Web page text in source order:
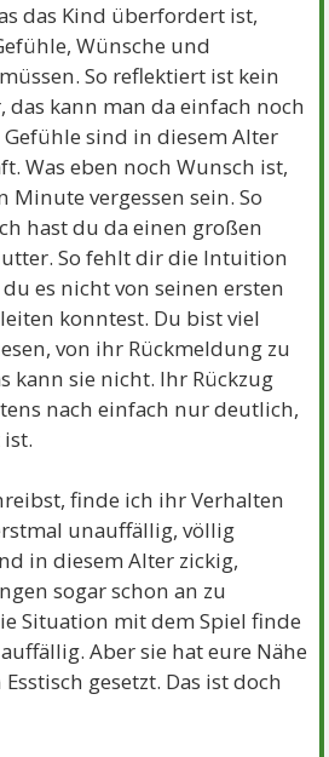
das Kind überfordert ist,
Wünsche und
So reflektiert ist kein
das kann man da einfach noch
sind in diesem Alter
Was eben noch Wunsch ist,
Minute vergessen sein. So
hast du da einen großen
So fehlt dir die Intuition
es nicht von seinen ersten
konntest. Du bist viel
von ihr Rückmeldung zu
kann sie nicht. Ihr Rückzug
nach einfach nur deutlich,
finde ich ihr Verhalten
unauffällig, völlig
in diesem Alter zickig,
sogar schon an zu
Situation mit dem Spiel finde
Aber sie hat eure Nähe
gesetzt. Das ist doch